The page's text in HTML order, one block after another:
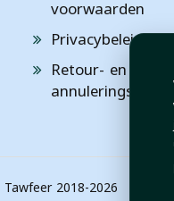
voorwaarden
Privacybeleid
Retour- en
annuleringsbeleid
Tawfeer 2018-2026